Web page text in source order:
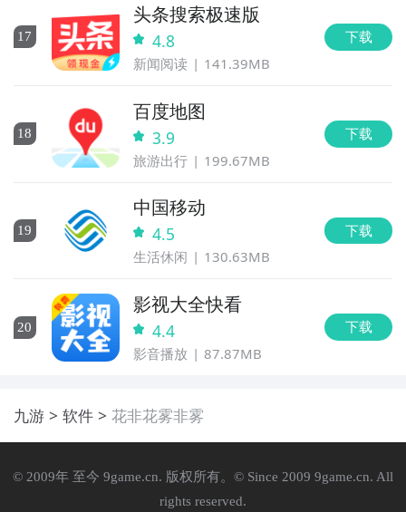
17
头条搜索极速版
4.8
新闻阅读 141.39MB
下载
18
百度地图
3.9
旅游出行 199.67MB
下载
19
中国移动
4.5
生活休闲 130.63MB
下载
20
影视大全快看
4.4
影音播放 87.87MB
下载
九游 软件 花非花雾非雾
© 2009年 至今 9game.cn. 版权所有。© Since 2009 9game.cn. All
rights reserved.